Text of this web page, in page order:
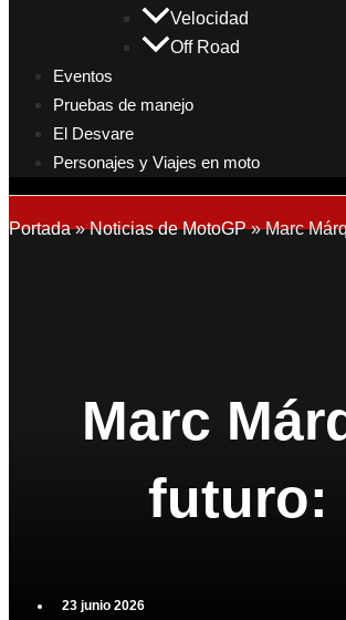
Velocidad
Off Road
Eventos
Pruebas de manejo
El Desvare
Personajes y Viajes en moto
Portada»Noticias de MotoGP»Marc
Marc
futuro:
23 junio 2026